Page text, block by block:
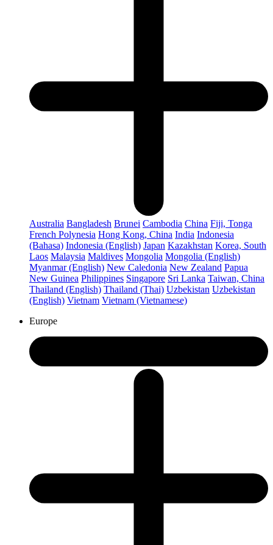
Australia Bangladesh Brunei Cambodia China Fiji, Tonga
French Polynesia Hong Kong, China India Indonesia
(Bahasa) Indonesia (English) Japan Kazakhstan Korea, South
Laos Malaysia Maldives Mongolia Mongolia (English)
Myanmar (English) New Caledonia New Zealand Papua
New Guinea Philippines Singapore Sri Lanka Taiwan, China
Thailand (English) Thailand (Thai) Uzbekistan Uzbekistan
(English) Vietnam Vietnam (Vietnamese)
Europe